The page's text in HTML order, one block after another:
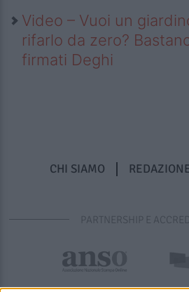
Video – Vuoi un
rifarlo da zero?
firmati Deghi
CHI SIAMO
PARTNERSHIP E